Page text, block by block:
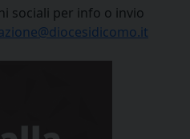
sociali per info o invio